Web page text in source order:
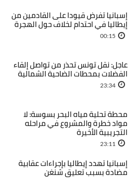
إسبانيا تفرض قيودا على القادمين من
إيطاليا في احتدام لخلاف حول الهجرة
00:15
عاجل: نقل تونس تحذر من تواصل إلقاء
الفضلات بمحطات الضاحية الشمالية
23:34
محطة تحلية مياه البحر بسوسة: لا
مواد خطرة والمشروع في مراحله
التجريبية الأخيرة
23:11
إسبانيا تهدد إيطاليا بإجراءات عقابية
مضادة بسبب تعليق شنغن